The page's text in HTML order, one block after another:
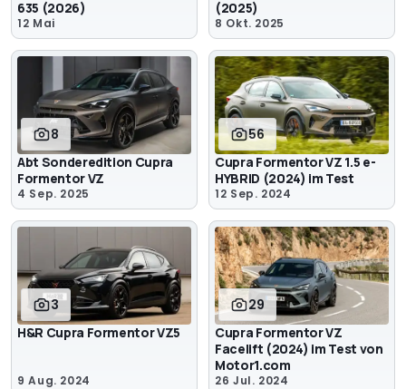
635 (2026)
12 Mai
(2025)
8 Okt. 2025
8
Abt Sonderedition Cupra
Formentor VZ
4 Sep. 2025
56
Cupra Formentor VZ 1.5 e-
HYBRID (2024) im Test
12 Sep. 2024
3
H&R Cupra Formentor VZ5
9 Aug. 2024
29
Cupra Formentor VZ
Facelift (2024) im Test von
Motor1.com
26 Jul. 2024